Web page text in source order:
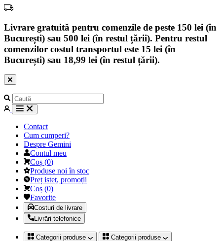
Livrare gratuită pentru comenzile de peste 150 lei (în
București) sau 500 lei (în restul țării). Pentru restul
comenzilor costul transportul este 15 lei (în
București) sau 18,99 lei (în restul țării).
Contact
Cum cumperi?
Despre Gemini
Contul meu
Coș (0)
Produse noi în stoc
Preț isteț, promoții
Coș (0)
Favorite
Costuri de livrare
Livrări telefonice
Categorii produse Categorii produse